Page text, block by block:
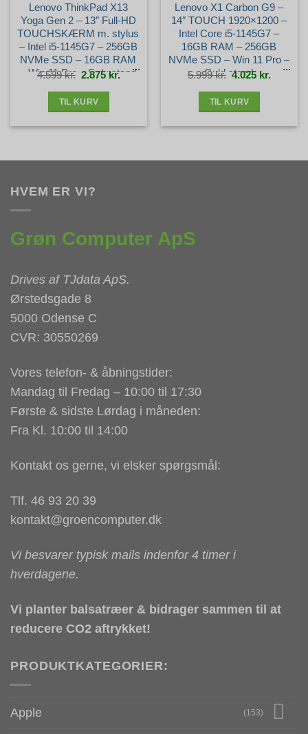
Lenovo ThinkPad X13
Yoga Gen 2 – 13″ Full-HD
TOUCHSKÆRM m. stylus
– Intel i5-1145G7 – 256GB
NVMe SSD – 16GB RAM
– Win 11 Pro – Sølv stand
4.599kr. Den
oprindelige
pris
2.875kr.Den
aktuelle
pris
TIL KURV
Lenovo X1 Carbon G9 –
14″ TOUCH 1920×1200 –
Intel Core i5-1145G7 –
16GB RAM – 256GB
NVMe SSD – Win 11 Pro –
Guld stand
5.999kr. Den
oprindelige
pris
4.025 kr. Den
aktuelle
pris
TIL KURV
HVEM ER VI?
Grøn Computer ApS
Drives af TJdata ApS.
Ørstedsgade 8
5000 Odense C
CVR: 30550269
Vores telefon- & åbningstider:
Mandag til Fredag – 10:00 til 17:30
Første & sidste Lørdag i måneden:
Fra Kl. 10:00 til 14:00
Kontakt os gerne, vi elsker spørgsmål:
Tlf. 46 93 20 39
kontakt@groencomputer.dk
Vi besvarer typisk mails indenfor 4 timer i
hverdagene.
Vi planter balsatræer & bidrager sammen til at
reducere CO2 aftrykket!
PRODUKTKATEGORIER:
Apple (153)